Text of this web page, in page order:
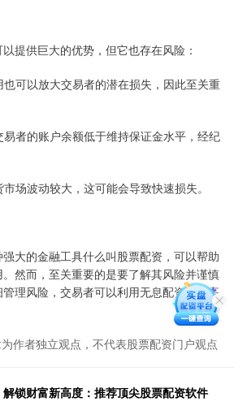
提供巨大的优势，但它也存在风险：
可以放大交易者的潜在损失，因此至关重
者的账户余额低于维持保证金水平，经纪
场波动较大，这可能会导致快速损失。
大的金融工具什么叫股票配资，可以帮助
然而，至关重要的是要了解其风险并谨慎
理风险，交易者可以利用无息配资来提高
作者独立观点，不代表股票配资门户观点
锁财富新高度：推荐顶尖股票配资软件